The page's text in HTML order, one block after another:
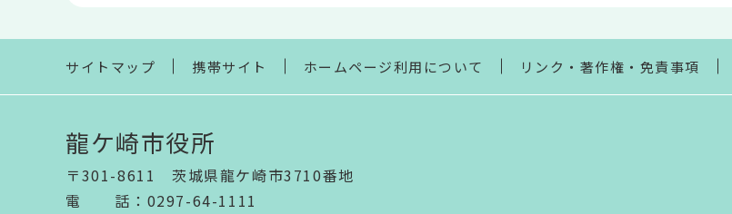
ま
サイトマップ 携帯サイト ホームページ利用について リンク・著作権・免責事項
龍ケ崎市役所
〒301-8611 茨城県龍ケ崎市3710番地
電話 ： 0297-64-1111